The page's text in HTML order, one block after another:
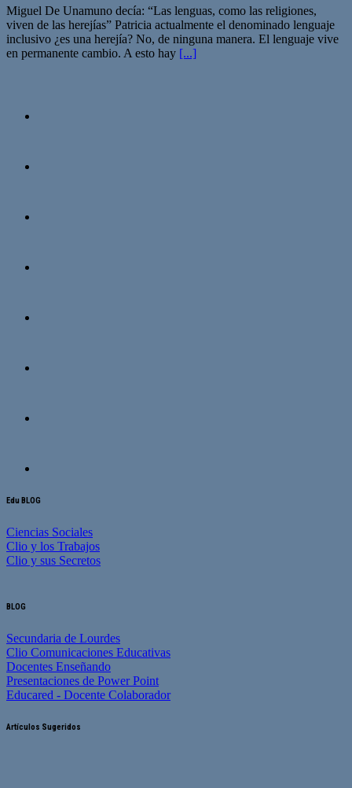
Miguel De Unamuno decía: “Las lenguas, como las religiones,
viven de las herejías” Patricia actualmente el denominado lenguaje
inclusivo ¿es una herejía? No, de ninguna manera. El lenguaje vive
en permanente cambio. A esto hay [...]
Edu BLOG
Ciencias Sociales
Clio y los Trabajos
Clio y sus Secretos
BLOG
Secundaria de Lourdes
Clio Comunicaciones Educativas
Docentes Enseñando
Presentaciones de Power Point
Educared - Docente Colaborador
Artículos Sugeridos